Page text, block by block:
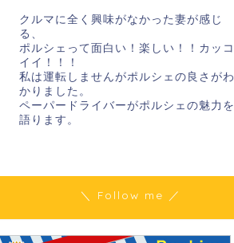
クルマに全く興味がなかった妻が感じ
る、
ポルシェって面白い！楽しい！！カッコ
イイ！！！
私は運転しませんがポルシェの良さがわ
かりました。
ペーパードライバーがポルシェの魅力を
語ります。
＼ Follow me ／